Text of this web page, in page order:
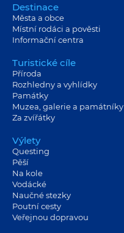
Destinace
Města a obce
Místní rodáci a pověsti
Informační centra
Turistické cíle
Příroda
Rozhledny a vyhlídky
Památky
Muzea, galerie a památníky
Za zvířátky
Výlety
Questing
Pěší
Na kole
Vodácké
Naučné stezky
Poutní cesty
Veřejnou dopravou